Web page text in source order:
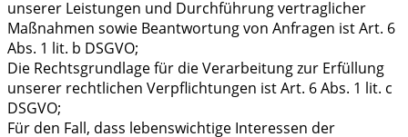
unserer Leistungen und Durchführung vertraglicher
Maßnahmen sowie Beantwortung von Anfragen ist Art. 6
Abs. 1 lit. b DSGVO;
Die Rechtsgrundlage für die Verarbeitung zur Erfüllung
unserer rechtlichen Verpflichtungen ist Art. 6 Abs. 1 lit. c
DSGVO;
Für den Fall, dass lebenswichtige Interessen der